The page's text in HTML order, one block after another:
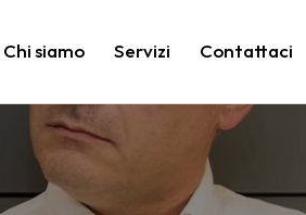
Chi siamo Servizi Contattaci